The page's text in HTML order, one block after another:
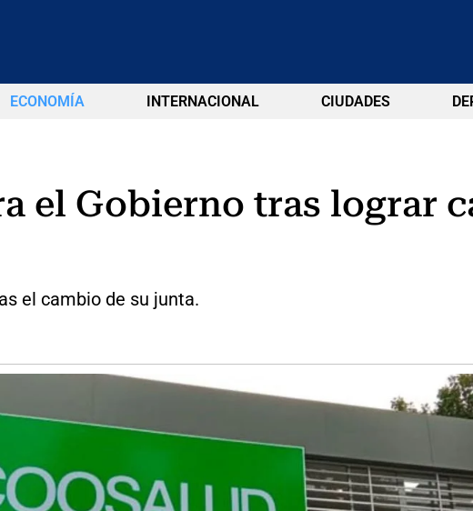
ECONOMÍA INTERNACIONAL CIUDADES
el Gobierno tras lograr
el cambio de su junta.